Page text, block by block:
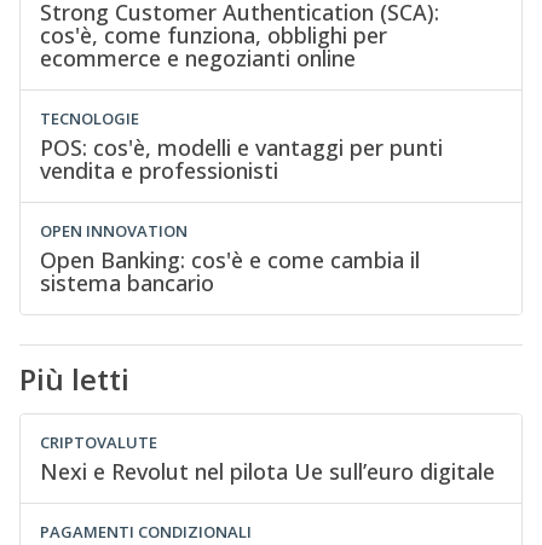
Strong Customer Authentication (SCA):
cos'è, come funziona, obblighi per
ecommerce e negozianti online
TECNOLOGIE
POS: cos'è, modelli e vantaggi per punti
vendita e professionisti
OPEN INNOVATION
Open Banking: cos'è e come cambia il
sistema bancario
Più letti
CRIPTOVALUTE
Nexi e Revolut nel pilota Ue sull’euro digitale
PAGAMENTI CONDIZIONALI